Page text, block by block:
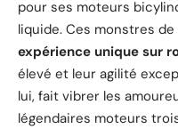
pour ses moteurs
liquide. Ces monstres
expérience unique sur
élevé et leur agilité
lui, fait vibrer les
légendaires moteurs